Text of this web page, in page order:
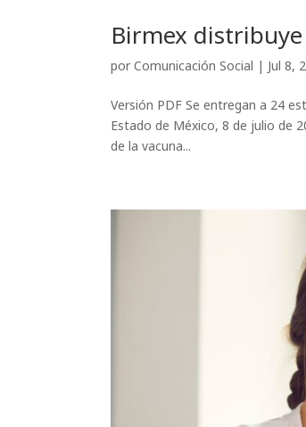
Birmex
porComunicación Social | Jul 8,
Versión PDF Se entregan a 24
Estado de México, 8 de julio de
de la vacuna...